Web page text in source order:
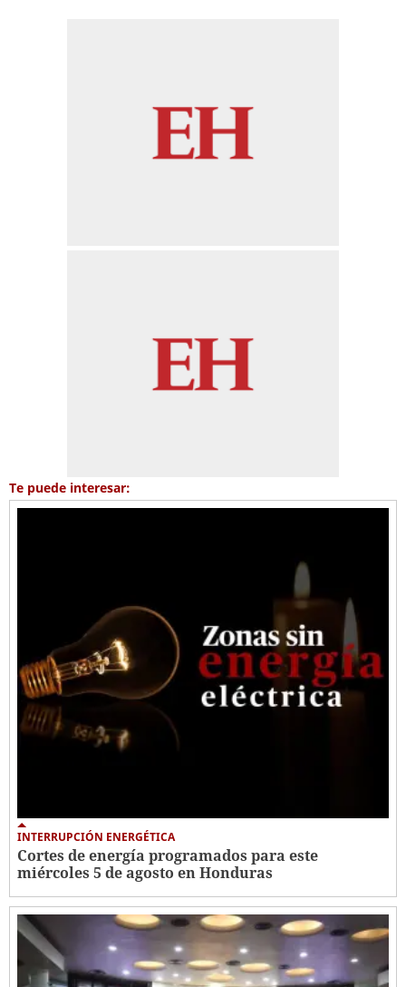
Te puede interesar:
INTERRUPCIÓN ENERGÉTICA
Cortes de energía programados para este
miércoles 5 de agosto en Honduras